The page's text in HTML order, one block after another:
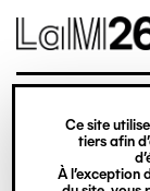
Gestion des
Ce site
tiers afin
À l’exception